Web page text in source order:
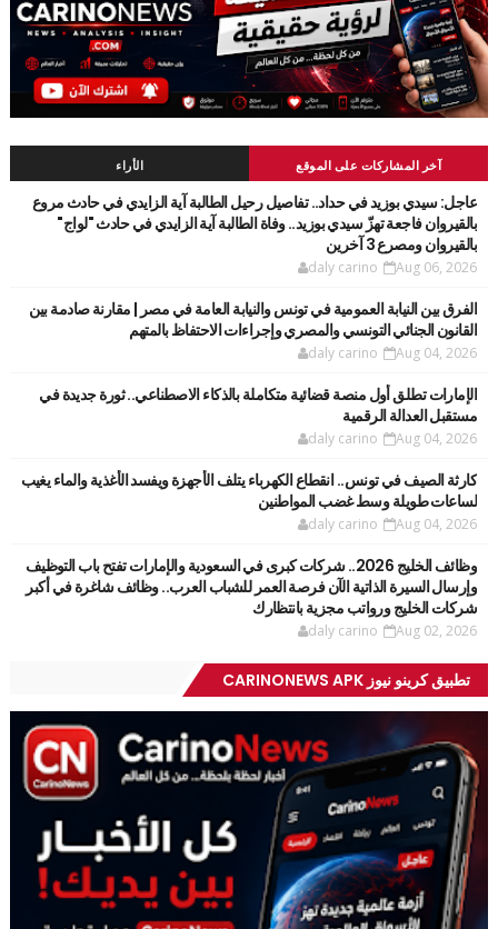
آخر المشاركات على الموقع الأراء
عاجل: سيدي بوزيد في حداد.. تفاصيل رحيل الطالبة آية الزايدي في حادث مروع
بالقيروان فاجعة تهزّ سيدي بوزيد.. وفاة الطالبة آية الزايدي في حادث "لواج"
بالقيروان ومصرع 3 آخرين
daly carino Aug 06, 2026
الفرق بين النيابة العمومية في تونس والنيابة العامة في مصر | مقارنة صادمة بين
القانون الجنائي التونسي والمصري وإجراءات الاحتفاظ بالمتهم
daly carino Aug 04, 2026
الإمارات تطلق أول منصة قضائية متكاملة بالذكاء الاصطناعي.. ثورة جديدة في
مستقبل العدالة الرقمية
daly carino Aug 04, 2026
كارثة الصيف في تونس.. انقطاع الكهرباء يتلف الأجهزة ويفسد الأغذية والماء يغيب
لساعات طويلة وسط غضب المواطنين
daly carino Aug 04, 2026
وظائف الخليج 2026.. شركات كبرى في السعودية والإمارات تفتح باب التوظيف
وإرسال السيرة الذاتية الآن فرصة العمر للشباب العرب.. وظائف شاغرة في أكبر
شركات الخليج ورواتب مجزية بانتظارك
daly carino Aug 02, 2026
تطبيق كرينو نيوز CARINONEWS APK